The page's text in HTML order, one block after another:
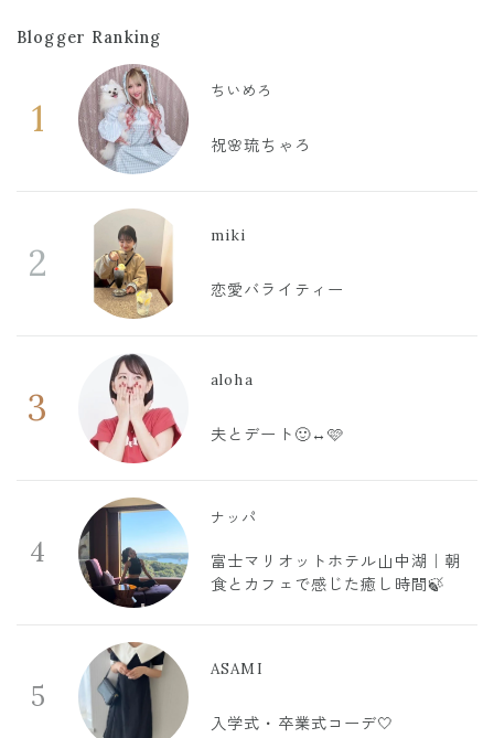
Blogger Ranking
1
ちいめろ
祝🌸琉ちゃろ
2
miki
恋愛バライティー
3
aloha
夫とデート🙂‍↔️🩷
4
ナッパ
富士マリオットホテル山中湖｜朝
食とカフェで感じた癒し時間🍃
5
ASAMI
入学式・卒業式コーデ🤍